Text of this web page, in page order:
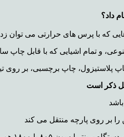
و تمام اشیایی که با قابل چاپ
پلاستیزول، چاپ برچسبی، بر
ذکر است
بر روی پارچه منتقل می کند